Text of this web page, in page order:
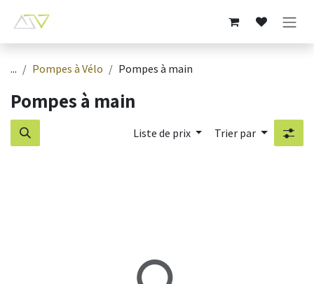
... Pompes à Vélo Pompes à main
Pompes à main
Liste de prix Trier par